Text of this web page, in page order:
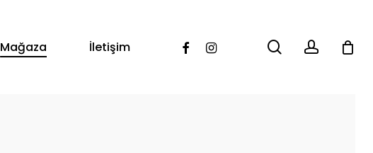
Mağaza İletişim FacebookInstagram searchaccount